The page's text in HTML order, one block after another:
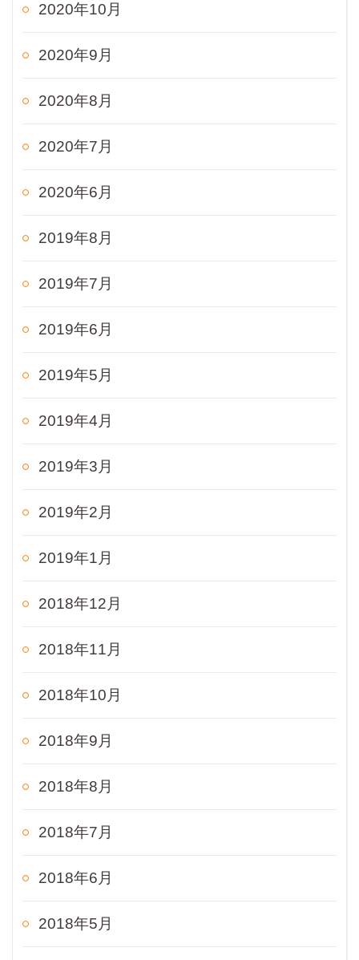
2020年10月
2020年9月
2020年8月
2020年7月
2020年6月
2019年8月
2019年7月
2019年6月
2019年5月
2019年4月
2019年3月
2019年2月
2019年1月
2018年12月
2018年11月
2018年10月
2018年9月
2018年8月
2018年7月
2018年6月
2018年5月